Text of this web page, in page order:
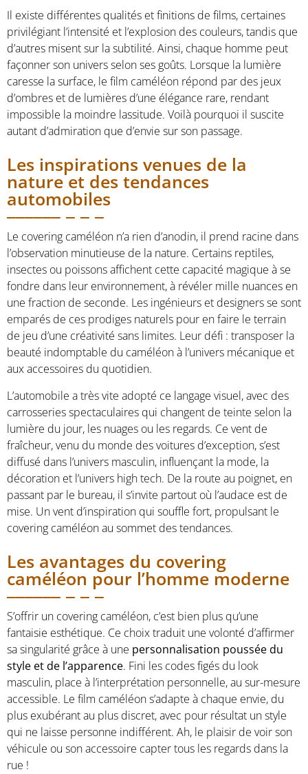
Il existe différentes qualités et finitions de films, certaines
privilégiant l’intensité et l’explosion des couleurs, tandis que
d’autres misent sur la subtilité. Ainsi, chaque homme peut
façonner son univers selon ses goûts. Lorsque la lumière
caresse la surface, le film caméléon répond par des jeux
d’ombres et de lumières d’une élégance rare, rendant
impossible la moindre lassitude. Voilà pourquoi il suscite
autant d’admiration que d’envie sur son passage.
Les inspirations venues de la
nature et des tendances
automobiles
Le covering caméléon n’a rien d’anodin, il prend racine dans
l’observation minutieuse de la nature. Certains reptiles,
insectes ou poissons affichent cette capacité magique à se
fondre dans leur environnement, à révéler mille nuances en
une fraction de seconde. Les ingénieurs et designers se sont
emparés de ces prodiges naturels pour en faire le terrain
de jeu d’une créativité sans limites. Leur défi : transposer la
beauté indomptable du caméléon à l’univers mécanique et
aux accessoires du quotidien.
L’automobile a très vite adopté ce langage visuel, avec des
carrosseries spectaculaires qui changent de teinte selon la
lumière du jour, les nuages ou les regards. Ce vent de
fraîcheur, venu du monde des voitures d’exception, s’est
diffusé dans l’univers masculin, influençant la mode, la
décoration et l’univers high tech. De la route au poignet, en
passant par le bureau, il s’invite partout où l’audace est de
mise. Un vent d’inspiration qui souffle fort, propulsant le
covering caméléon au sommet des tendances.
Les avantages du covering
caméléon pour l’homme moderne
S’offrir un covering caméléon, c’est bien plus qu’une
fantaisie esthétique. Ce choix traduit une volonté d’affirmer
sa singularité grâce à une personnalisation poussée du
style et de l’apparence. Fini les codes figés du look
masculin, place à l’interprétation personnelle, au sur-mesure
accessible. Le film caméléon s’adapte à chaque envie, du
plus exubérant au plus discret, avec pour résultat un style
qui ne laisse personne indifférent. Ah, le plaisir de voir son
véhicule ou son accessoire capter tous les regards dans la
rue !